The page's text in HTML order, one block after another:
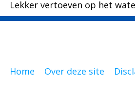
Lekker vertoeven op het
Home Over deze site